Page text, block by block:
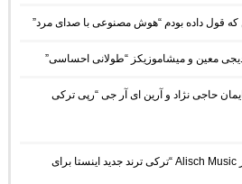
که قول داده بودم “هوش مصنوعی با صدای مرد”
حاجی نژاد و آرین ای آر جی “رپی ترکی
دانلود آهنگ Havası Yeter از Alisch Music “ترکی ترند جدید اینستا برای